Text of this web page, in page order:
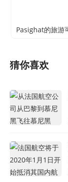
猜你喜欢